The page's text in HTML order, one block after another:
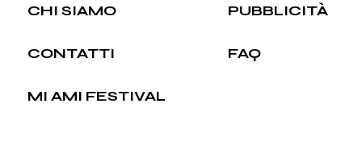
CHI SIAMO PUBBLICITÀ
CONTATTI FAQ
MI AMI FESTIVAL